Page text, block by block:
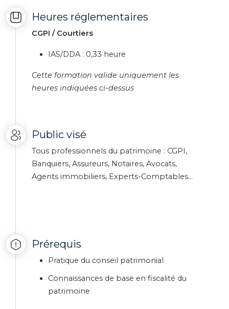
Heures réglementaires
CGPI / Courtiers
IAS/DDA : 0,33 heure
Cette formation valide uniquement les
heures indiquées ci-dessus
Public visé
Tous professionnels du patrimoine : CGPI,
Banquiers, Assureurs, Notaires, Avocats,
Agents immobiliers, Experts-Comptables…
Prérequis
Pratique du conseil patrimonial
Connaissances de base en fiscalité du
patrimoine